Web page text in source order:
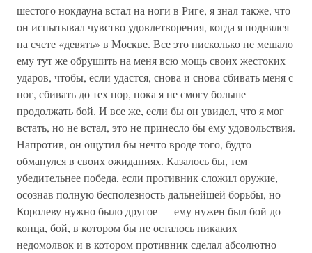
шестого нокдауна встал на ноги в Риге, я знал также, что
он испытывал чувство удовлетворения, когда я поднялся
на счете «девять» в Москве. Все это нисколько не мешало
ему тут же обрушить на меня всю мощь своих жестоких
ударов, чтобы, если удастся, снова и снова сбивать меня с
ног, сбивать до тех пор, пока я не смогу больше
продолжать бой. И все же, если бы он увидел, что я мог
встать, но не встал, это не принесло бы ему удовольствия.
Напротив, он ощутил бы нечто вроде того, будто
обманулся в своих ожиданиях. Казалось бы, тем
убедительнее победа, если противник сложил оружие,
осознав полную бесполезность дальнейшей борьбы, но
Королеву нужно было другое — ему нужен был бой до
конца, бой, в котором бы не осталось никаких
недомолвок и в котором противник сделал абсолютно